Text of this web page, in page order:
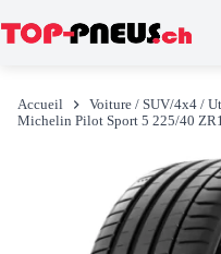
contenu
Accueil Voiture / SUV/4x4 /
Michelin Pilot Sport 5 225/40